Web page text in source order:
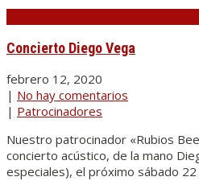
Concierto Diego Vega
febrero 12, 2020
| No hay comentarios
| Patrocinadores
Nuestro patrocinador «Rubios
concierto acústico, de la mano
especiales), el próximo sábado